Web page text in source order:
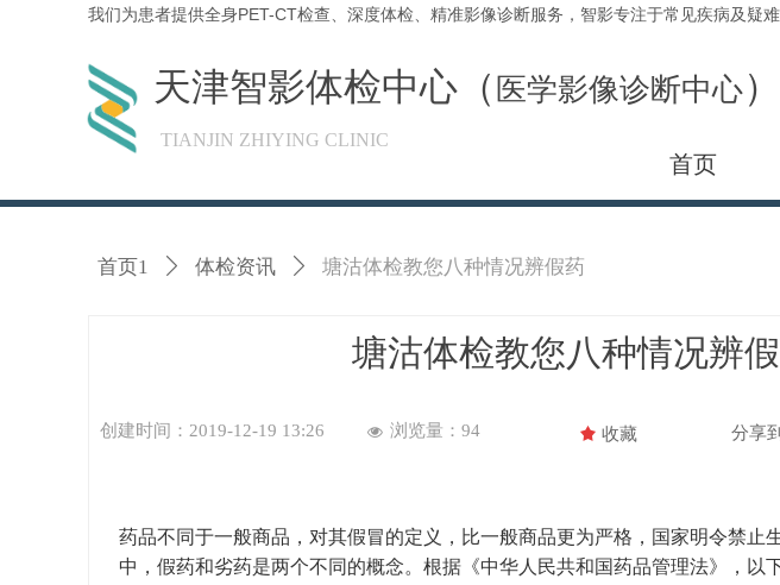
我们为患者提供全身PET-CT检查、深度体检、精准影像诊断服务，智影专注于常见疾病及
首页
天津智影体检中心（ 医学影像诊断中心）
TIANJIN ZHIYING CLINIC
药品不同于一般商品，对其假冒的定义，比一般商品更为严格，国家明令禁止
中，假药和劣药是两个不同的概念。根据《中华人民共和国药品管理法》，以
塘沽体检教您八种情况辨
创建时间： 2019-12-19 13:26 넶 浏览量： 94 끄 收藏 分享
首页1 ꄲ 体检资讯 ꄲ 塘沽体检教您八种情况辨假药